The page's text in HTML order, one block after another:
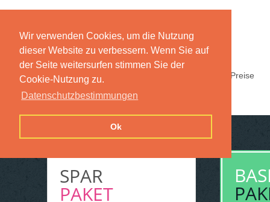
Wir verwenden Cookies, um die Nutzung
dieser Website zu verbessern. Wenn Sie auf
der Seite weitersurfen stimmen Sie der
Cookie-Nutzung zu.
Datenschutzbestimmungen
Ok
Preise
SPAR
PAKET